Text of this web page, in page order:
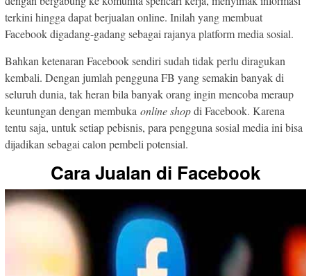
terkini hingga dapat berjualan online. Inilah yang membuat
Facebook digadang-gadang sebagai rajanya platform media sosial.
Bahkan ketenaran Facebook sendiri sudah tidak perlu diragukan
kembali. Dengan jumlah pengguna FB yang semakin banyak di
seluruh dunia, tak heran bila banyak orang ingin mencoba meraup
keuntungan dengan membuka online shopdi Facebook. Karena
tentu saja, untuk setiap pebisnis, para pengguna sosial media ini bisa
dijadikan sebagai calon pembeli potensial.
Cara Jualan di Facebook